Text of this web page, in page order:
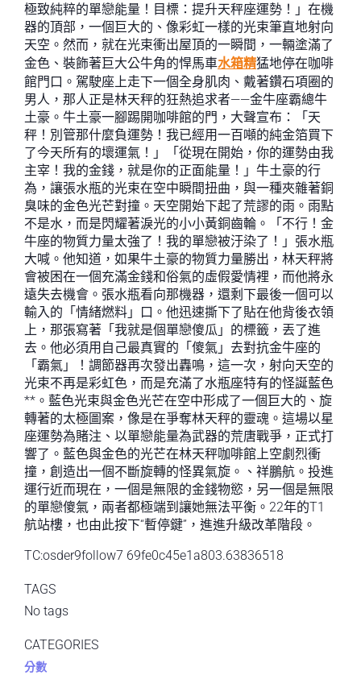
極致純粹的單戀能量！目標：提升天秤座運勢！」在機
器的頂部，一個巨大的、像彩虹一樣的光束筆直地射向
天空。然而，就在光束衝出屋頂的一瞬間，一輛塗滿了
金色、裝飾著巨大公牛角的悍馬車水箱精猛地停在咖啡
館門口。駕駛座上走下一個全身肌肉、戴著鑽石項圈的
男人，那人正是林天秤的狂熱追求者——金牛座霸總牛
土豪。牛土豪一腳踢開咖啡館的門，大聲宣布：「天
秤！別管那什麼負運勢！我已經用一百噸的純金箔買下
了今天所有的壞運氣！」「從現在開始，你的運勢由我
主宰！我的金錢，就是你的正面能量！」牛土豪的行
為，讓張水瓶的光束在空中瞬間扭曲，與一種夾雜著銅
臭味的金色光芒對撞。天空開始下起了荒謬的雨。雨點
不是水，而是閃耀著淚光的小小黃銅齒輪。「不行！金
牛座的物質力量太強了！我的單戀被汙染了！」張水瓶
大喊。他知道，如果牛土豪的物質力量勝出，林天秤將
會被困在一個充滿金錢和俗氣的虛假愛情裡，而他將永
遠失去機會。張水瓶看向那機器，還剩下最後一個可以
輸入的「情緒燃料」口。他迅速撕下了貼在他背後衣領
上，那張寫著「我就是個單戀傻瓜」的標籤，丟了進
去。他必須用自己最真實的「傻氣」去對抗金牛座的
「霸氣」！調節器再次發出轟鳴，這一次，射向天空的
光束不再是彩虹色，而是充滿了水瓶座特有的怪誕藍色
**。藍色光束與金色光芒在空中形成了一個巨大的、旋
轉著的太極圖案，像是在爭奪林天秤的靈魂。這場以星
座運勢為賭注、以單戀能量為武器的荒唐戰爭，正式打
響了。藍色與金色的光芒在林天秤咖啡館上空劇烈衝
撞，創造出一個不斷旋轉的怪異氣旋。、祥鵬航。投進
運行近而現在，一個是無限的金錢物慾，另一個是無限
的單戀傻氣，兩者都極端到讓她無法平衡。22年的T1
航站樓，也由此按下“暫停鍵”，進進升級改革階段。
TC:osder9follow7 69fe0c45e1a803.63836518
TAGS
No tags
CATEGORIES
分數